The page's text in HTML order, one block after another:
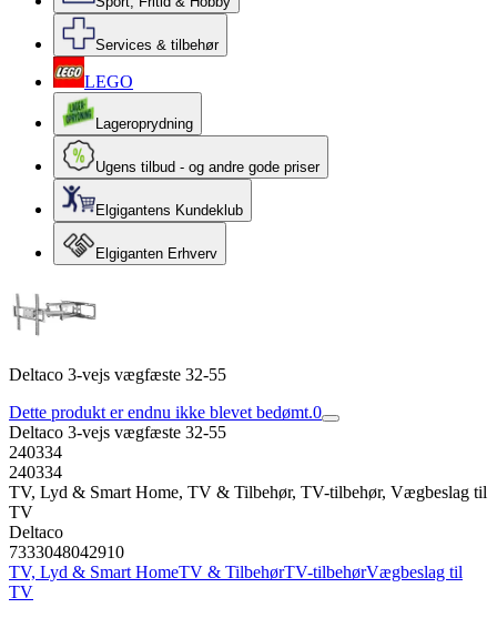
Services & tilbehør
LEGO
Lageroprydning
Ugens tilbud - og andre gode priser
Elgigantens Kundeklub
Elgiganten Erhverv
Deltaco 3-vejs vægfæste 32-55
Dette produkt er endnu ikke blevet bedømt.0
Deltaco 3-vejs vægfæste 32-55
240334
240334
TV, Lyd & Smart Home, TV & Tilbehør, TV-tilbehør, Vægbeslag til
TV
Deltaco
7333048042910
TV, Lyd & Smart HomeTV & TilbehørTV-tilbehørVægbeslag til
TV